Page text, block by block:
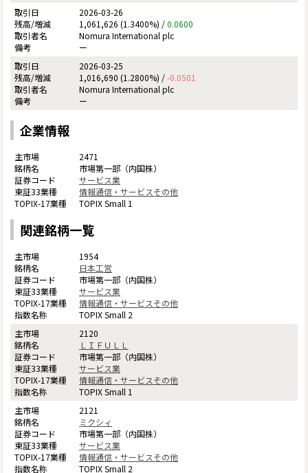
2026-03-26
1,061,626 (1.3400%) /0.0600
Nomura International plc
ー
2026-03-25
1,016,690 (1.2800%) /-0.0501
Nomura International plc
ー
企業情報
2471
市場第一部（内国株）
サービス業
情報通信・サービスその他
TOPIX Small 1
関連銘柄一覧
1954
日本工営
市場第一部（内国株）
サービス業
情報通信・サービスその他
TOPIX Small 2
2120
ＬＩＦＵＬＬ
市場第一部（内国株）
サービス業
情報通信・サービスその他
TOPIX Small 1
2121
ミクシィ
市場第一部（内国株）
サービス業
情報通信・サービスその他
TOPIX Small 2